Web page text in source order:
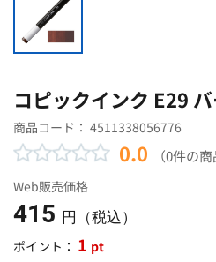
コピックインク E29
商品コード： 4511338056776
0.0 （0件の
Web販売価格
415 円（税込）
ポイント： 1 pt